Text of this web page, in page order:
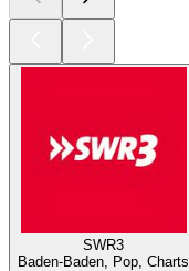
SWR3
Baden-Baden, Pop, Charts